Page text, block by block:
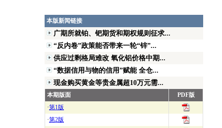
本版新闻链接
广期所就铂、钯期货和期权规则征求...
“反内卷”政策能否带来一轮“锌”...
供应过剩格局难改 氧化铝价格中期...
“数据信用与物的信用”赋能 全仓...
现金购买黄金等贵金属超10万元需...
本期版面
PDF版
·第1版
·第2版